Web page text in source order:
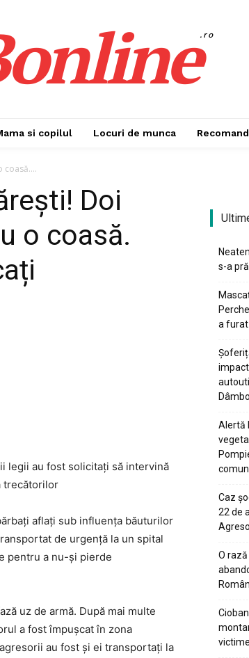
.ro
si copilul Locuri de munca
coasă....
Doi
o coasă.
legii au fost solicitați să intervină
trecătorilor
aflați sub influența băuturilor
de urgență la un spital
pentru a nu-și pierde
uz de armă. După mai multe
a fost împușcat în zona
au fost și ei transportați la
s-a
a furat
Alertă
Caz
22 de
O